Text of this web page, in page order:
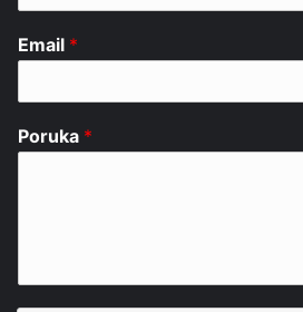
Email *
Poruka *